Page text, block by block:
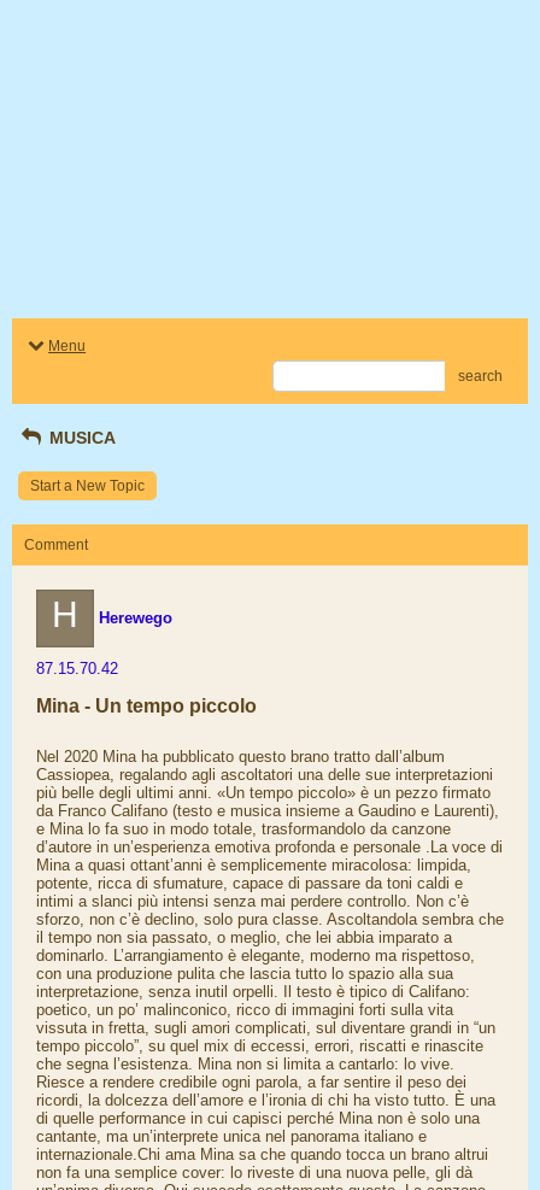
Menu
search
MUSICA
Start a New Topic
Comment
H Herewego
87.15.70.42
Mina - Un tempo piccolo
Nel 2020 Mina ha pubblicato questo brano tratto dall’album
Cassiopea, regalando agli ascoltatori una delle sue interpretazioni
più belle degli ultimi anni. «Un tempo piccolo» è un pezzo firmato
da Franco Califano (testo e musica insieme a Gaudino e Laurenti),
e Mina lo fa suo in modo totale, trasformandolo da canzone
d’autore in un’esperienza emotiva profonda e personale .La voce di
Mina a quasi ottant’anni è semplicemente miracolosa: limpida,
potente, ricca di sfumature, capace di passare da toni caldi e
intimi a slanci più intensi senza mai perdere controllo. Non c’è
sforzo, non c’è declino, solo pura classe. Ascoltandola sembra che
il tempo non sia passato, o meglio, che lei abbia imparato a
dominarlo. L’arrangiamento è elegante, moderno ma rispettoso,
con una produzione pulita che lascia tutto lo spazio alla sua
interpretazione, senza inutil orpelli. Il testo è tipico di Califano:
poetico, un po’ malinconico, ricco di immagini forti sulla vita
vissuta in fretta, sugli amori complicati, sul diventare grandi in “un
tempo piccolo”, su quel mix di eccessi, errori, riscatti e rinascite
che segna l’esistenza. Mina non si limita a cantarlo: lo vive.
Riesce a rendere credibile ogni parola, a far sentire il peso dei
ricordi, la dolcezza dell’amore e l’ironia di chi ha visto tutto. È una
di quelle performance in cui capisci perché Mina non è solo una
cantante, ma un’interprete unica nel panorama italiano e
internazionale.Chi ama Mina sa che quando tocca un brano altrui
non fa una semplice cover: lo riveste di una nuova pelle, gli dà